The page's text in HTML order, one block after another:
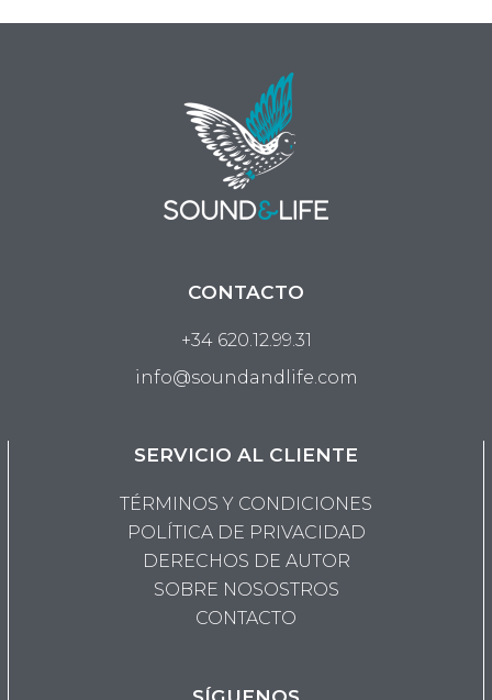
CONTACTO
+34 620.12.99.31
info@soundandlife.com
SERVICIO AL CLIENTE
TÉRMINOS Y CONDICIONES
POLÍTICA DE PRIVACIDAD
DERECHOS DE AUTOR
SOBRE NOSOSTROS
CONTACTO